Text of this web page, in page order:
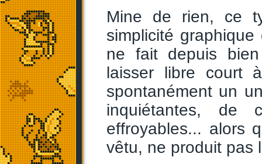
Mine de rien, ce
simplicité
ne fait depuis
laisser libre court
spontanément un
inquiétantes, de
effroyables... alors
vêtu, ne produit pas